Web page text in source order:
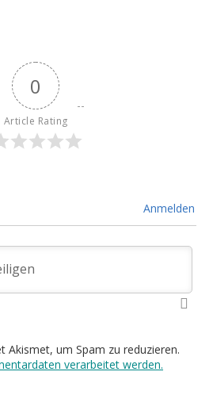
0
Article Rating
Anmelden
Akismet, um Spam zu reduzieren.
verarbeitet werden.